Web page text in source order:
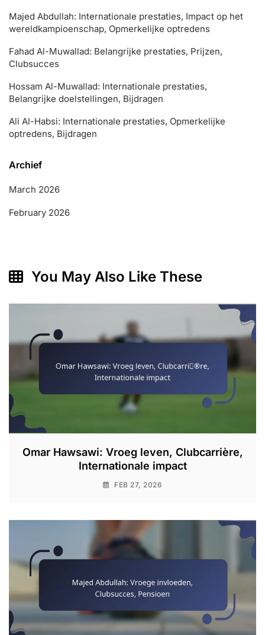
Majed Abdullah: Internationale prestaties, Impact op het
wereldkampioenschap, Opmerkelijke optredens
Fahad Al-Muwallad: Belangrijke prestaties, Prijzen,
Clubsucces
Hossam Al-Muwallad: Internationale prestaties,
Belangrijke doelstellingen, Bijdragen
Ali Al-Habsi: Internationale prestaties, Opmerkelijke
optredens, Bijdragen
Archief
March 2026
February 2026
You May Also Like These
Omar Hawsawi: Vroeg leven, Clubcarrière,
Internationale impact
FEB 27, 2026